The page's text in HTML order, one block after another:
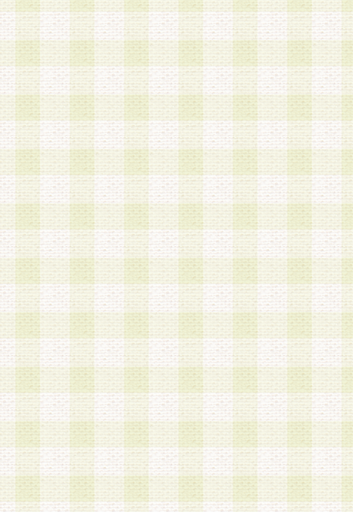
人を識別できる情報について第三者に開示または
社は事前に会員本人の同意を得るものとします。
3.前項の定めに拘わらず、当社は、以下の目的に
意を 得ることなく、会員個人を識別できる情報
づき選定した委託業者に対して当社の責任におい
できるものとします。な お、当社は、当該委託
契約を締結しこれを遵守させるとともに、本規約
の注意をもって当該情報を使用させるものとし ま
a.本サービスに係る謝礼、景品、調査サンプル品
b.会員からの電話、メール等の問い合わせなどへ
c.モバイルリサーチ、またはグループ形式による
実施もしくは運営
d.その他これらに付随する業務
4.会員は、住所、電話番号その他の登録情報につ
合は、速やかに当社所定の変更手続きを行うもの
5.当社は、必要と認めた場合、会員に対して、電
手段により登録情報の対象者が会員登録者本人で
の内容が正確であること、アンケートの回答内容
うことができるものとます。
6.会員は、会員登録後当社が定期的に行う登録情
して、当社指定の期間内に更新手続きを行うもの
該期間内に更新手続きを行わない場合、その時点
発行したポイントは失効されるものとします。